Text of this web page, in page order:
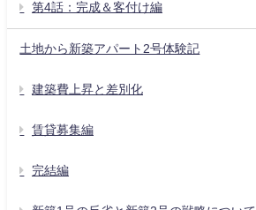
第4話：完成＆客付け編
土地から新築アパート2号体験記
建築費上昇と差別化
賃貸募集編
完結編